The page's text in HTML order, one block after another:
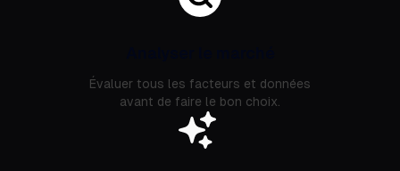
Évaluer tous les facteurs et données
avant de faire le bon choix.